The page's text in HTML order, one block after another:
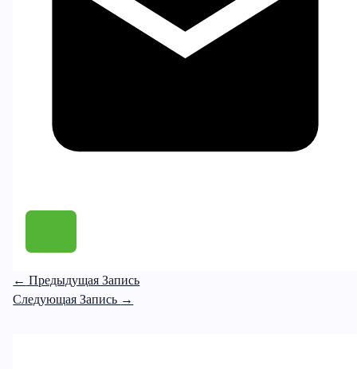
← Предыдущая Запись
Следующая Запись →